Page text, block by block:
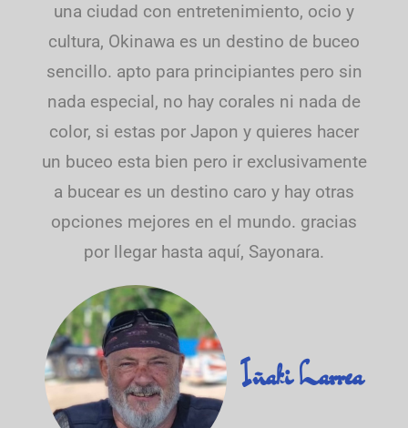
una ciudad con entretenimiento, ocio y
cultura, Okinawa es un destino de buceo
sencillo. apto para principiantes pero sin
nada especial, no hay corales ni nada de
color, si estas por Japon y quieres hacer
un buceo esta bien pero ir exclusivamente
a bucear es un destino caro y hay otras
opciones mejores en el mundo. gracias
por llegar hasta aquí, Sayonara.
Iñaki Larrea